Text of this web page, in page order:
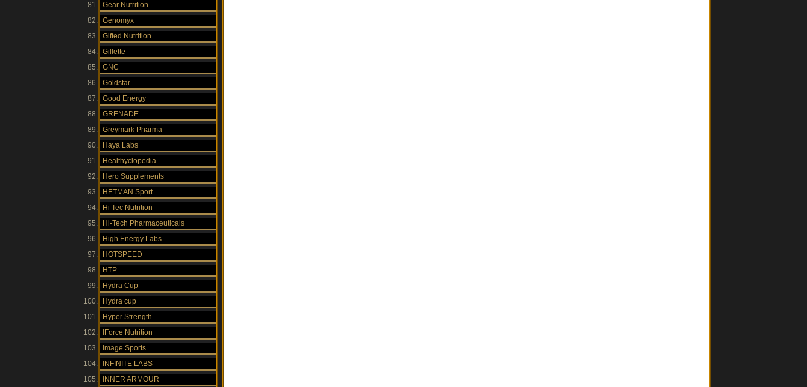
Gear Nutrition
Genomyx
Gifted Nutrition
Gillette
GNC
Goldstar
Good Energy
GRENADE
Greymark Pharma
Haya Labs
Healthyclopedia
Hero Supplements
HETMAN Sport
Hi Tec Nutrition
Hi-Tech Pharmaceuticals
High Energy Labs
HOTSPEED
HTP
Hydra Cup
Hydra cup
Hyper Strength
IForce Nutrition
Image Sports
INFINITE LABS
INNER ARMOUR